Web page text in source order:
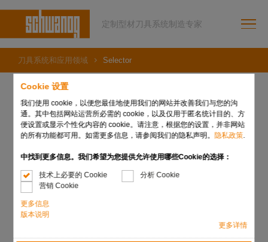
Cookie 设置
我们使用 cookie，以便您最佳地使用我们的网站并改善我们与您的沟
通。其中包括网站运营所必需的 cookie，以及仅用于匿名统计目的、方
便设置或显示个性化内容的 cookie。请注意，根据您的设置，并非网站
的所有功能都可用。如需更多信息，请参阅我们的隐私声明。 隐私政策.
中找到更多信息。我们希望为您提供允许使用哪些Cookie的选择：
技术上必要的 Cookie
分析 Cookie
营销 Cookie
更多信息
版本说明
更多详情
定制型材刀具系统制造专家
刀具系统和应用领域 Selector
Selector
场的特点是大中型批量生产，以及最高的质量和零缺陷公
差要求。根据选择器或机器类型，施瓦诺克选择器系统通
过滚筒将生产批次分成 6 到 12 个较小的单元。尤其在无人
生产或操作人员较少的班次中，这可以在刀具破损或其他
破坏性因素的情况下显著降低分拣成本。